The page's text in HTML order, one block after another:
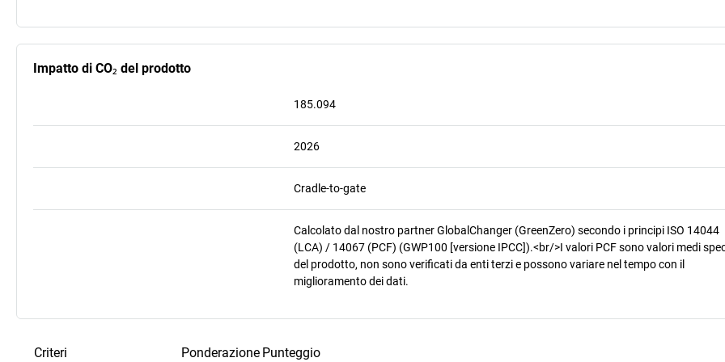
Impatto di CO₂ del prodotto
185.094
2026
Cradle-to-gate
Calcolato dal nostro partner GlobalChanger (GreenZero) secondo i principi ISO 14044
(LCA) / 14067 (PCF) (GWP100 [versione IPCC]).<br/>I valori PCF sono valori medi
del prodotto, non sono verificati da enti terzi e possono variare nel tempo con il
miglioramento dei dati.
Criteri Ponderazione Punteggio